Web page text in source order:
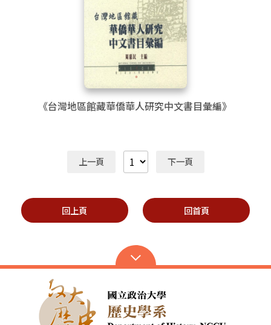
《台灣地區館藏華僑華人研究中文書目彙編》
上一頁 下一頁
回上頁 回首頁